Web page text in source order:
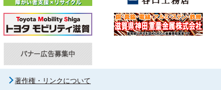
著作権・リンクについて